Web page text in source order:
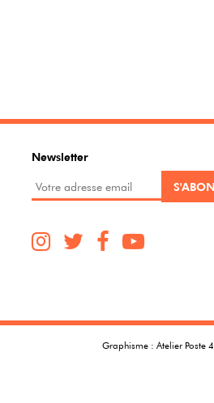
Newsletter
Graphisme : Atelier Poste 4